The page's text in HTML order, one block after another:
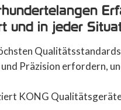
und in jeder
Präzision erfordern,
KONG